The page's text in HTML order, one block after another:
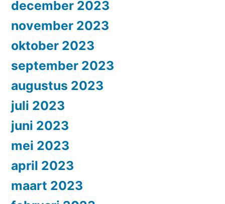
december 2023
november 2023
oktober 2023
september 2023
augustus 2023
juli 2023
juni 2023
mei 2023
april 2023
maart 2023